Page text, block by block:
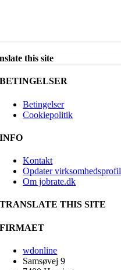
this site
BETINGELSER
Betingelser
Cookiepolitik
INFO
Kontakt
Opdater virksomhedsprofil
Om jobrate.dk
TRANSLATE THIS SITE
FIRMAET
wdonline
Samsøvej 9